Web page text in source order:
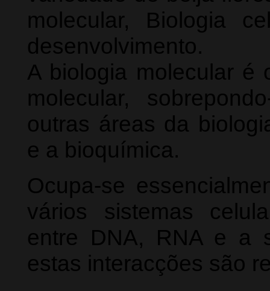
molecular, Biologia
desenvolvimento.
A biologia molecular é
molecular,
outras áreas da
e a bioquímica.
Ocupa-se
vários sistemas
entre DNA, RNA e a
estas interacções são